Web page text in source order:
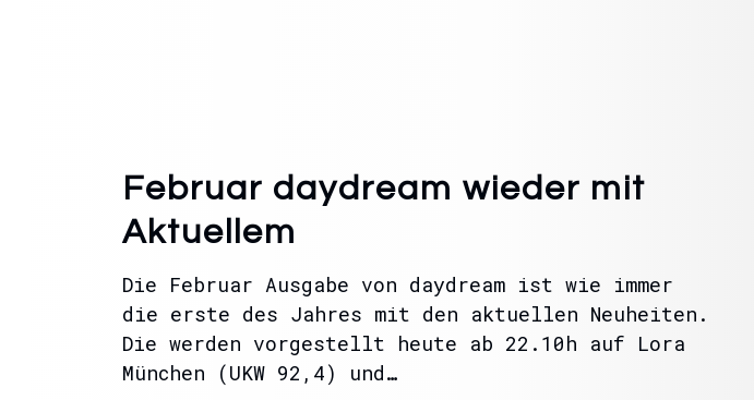
Februar daydream wieder mit
Aktuellem
Die Februar Ausgabe von daydream ist wie immer
die erste des Jahres mit den aktuellen Neuheiten.
Die werden vorgestellt heute ab 22.10h auf Lora
München (UKW 92,4) und…